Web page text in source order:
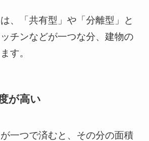
、「共有型」や「分離型」と
チンなどが一つな分、建物の
す。
が高い
一つで済むと、その分の面積